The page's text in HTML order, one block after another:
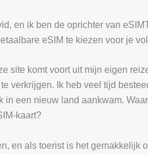
en ik ben de oprichter van
eSIM te kiezen voor je
site komt voort uit mijn eigen
verkrijgen. Ik heb veel tijd
in een nieuw land aankwam.
kaart?
en als toerist is het gemakkelijk